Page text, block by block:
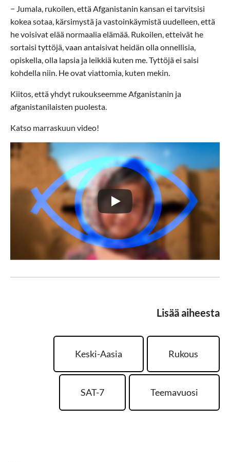
− Jumala, rukoilen, että Afganistanin kansan ei tarvitsisi
kokea sotaa, kärsimystä ja vastoinkäymistä uudelleen, että
he voisivat elää normaalia elämää. Rukoilen, etteivät he
sortaisi tyttöjä, vaan antaisivat heidän olla onnellisia,
opiskella, olla lapsia ja leikkiä kuten me. Tyttöjä ei saisi
kohdella niin. He ovat viattomia, kuten mekin.
Kiitos, että yhdyt rukoukseemme Afganistanin ja
afganistanilaisten puolesta.
Katso marraskuun video!
Lisää aiheesta
Keski-Aasia Rukous
SAT-7 Teemavuosi